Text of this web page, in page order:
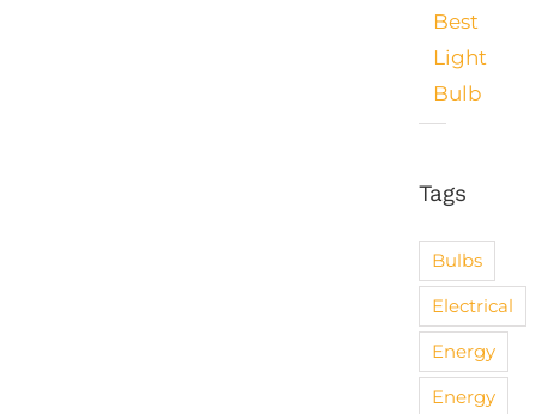
Best
Light
Bulb
Tags
Bulbs
Electrical
Energy
Energy